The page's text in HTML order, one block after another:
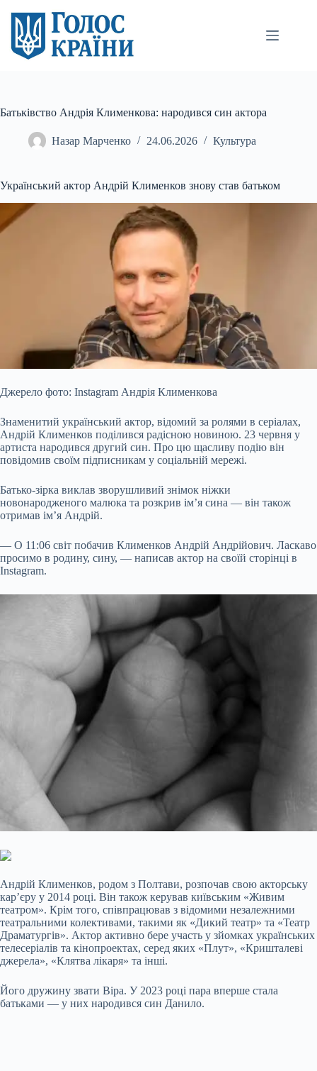
вмісту
Батьківство Андрія Клименкова: народився син актора
Назар Марченко 24.06.2026 Культура
Український актор Андрій Клименков знову став батьком
Джерело фото: Instagram Андрія Клименкова
Знаменитий український актор, відомий за ролями в серіалах,
Андрій Клименков поділився радісною новиною. 23 червня у
артиста народився другий син. Про цю щасливу подію він
повідомив своїм підписникам у соціальній мережі.
Батько-зірка виклав зворушливий знімок ніжки
новонародженого малюка та розкрив ім’я сина — він також
отримав ім’я Андрій.
— О 11:06 світ побачив Клименков Андрій Андрійович. Ласкаво
просимо в родину, сину, — написав актор на своїй сторінці в
Instagram.
Андрій Клименков, родом з Полтави, розпочав свою акторську
кар’єру у 2014 році. Він також керував київським «Живим
театром». Крім того, співпрацював з відомими незалежними
театральними колективами, такими як «Дикий театр» та «Театр
Драматургів». Актор активно бере участь у зйомках українських
телесеріалів та кінопроектах, серед яких «Плут», «Кришталеві
джерела», «Клятва лікаря» та інші.
Його дружину звати Віра. У 2023 році пара вперше стала
батьками — у них народився син Данило.